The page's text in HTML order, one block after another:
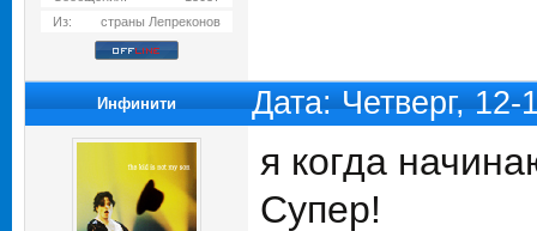
Из:
страны Лепреконов
Инфинити Дата: Четверг,
я когда
Супер!